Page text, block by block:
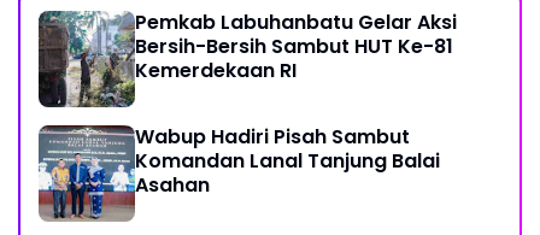
Pemkab Labuhanbatu Gelar Aksi
Bersih-Bersih Sambut HUT Ke-81
Kemerdekaan RI
Wabup Hadiri Pisah Sambut
Komandan Lanal Tanjung Balai
Asahan